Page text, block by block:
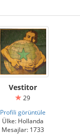
Vestitor
29
Profili görüntüle
Ülke: Hollanda
Mesajlar: 1733